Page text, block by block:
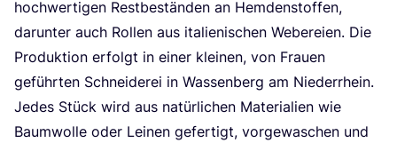
hoch­wer­ti­gen Rest­be­stän­den an Hem­den­stof­fen,
dar­un­ter auch Rol­len aus ita­lie­ni­schen Webe­rei­en. Die
Pro­duk­ti­on erfolgt in einer klei­nen, von Frau­en
geführ­ten Schnei­de­rei in Was­sen­berg am Nie­der­rhein.
Jedes Stück wird aus natür­li­chen Mate­ria­li­en wie
Baum­wol­le oder Lei­nen gefer­tigt, vor­ge­wa­schen und